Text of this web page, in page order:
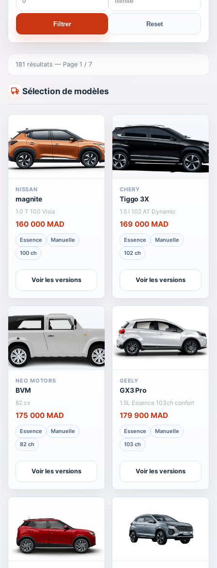
Filtrer Reset
181 résultats — Page 1 / 7
Sélection de modèles
NISSAN
magnite
1.0 T 100 Visia
160 000 MAD
Essence
Manuelle
100 ch
Voir les versions
CHERY
Tiggo 3X
1.5 l 102 AT Dynamic
169 000 MAD
Essence
Manuelle
102 ch
Voir les versions
NEO MOTORS
BVM
82 cv
175 000 MAD
Essence
Manuelle
82 ch
Voir les versions
GEELY
GX3 Pro
1.5L Essence 103ch confort
179 900 MAD
Essence
Manuelle
103 ch
Voir les versions